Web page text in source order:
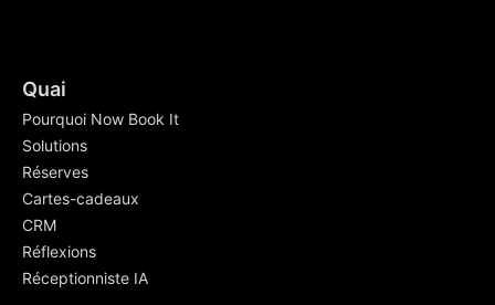
Quai
Pourquoi Now Book It
Solutions
Réserves
Cartes-cadeaux
CRM
Réflexions
Réceptionniste IA